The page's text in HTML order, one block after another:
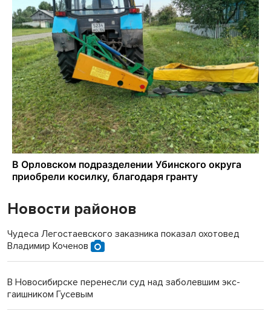
Новости районов
Чудеса Легостаевского заказника показал охотовед
Владимир Коченов
В Новосибирске перенесли суд над заболевшим экс-
гаишником Гусевым